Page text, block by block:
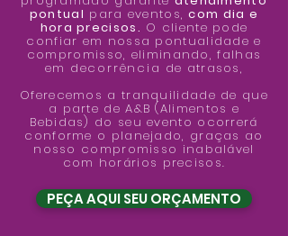
pontual para eventos,com dia e
hora precisos. O cliente pode
confiar em nossa pontualidade e
compromisso, eliminando, falhas
em decorrência de atrasos,
Oferecemos a tranquilidade de que
a parte de A&B (Alimentos e
Bebidas) do seu evento ocorrerá
conforme o planejado, graças ao
nosso compromisso inabalável
com horários precisos.
PEÇA AQUI SEU ORÇAMENTO